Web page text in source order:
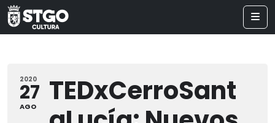
2020
27
AGO
TEDxCerroSant